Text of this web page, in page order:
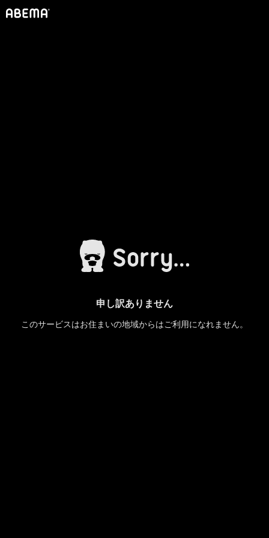
申し訳ありません
このサービスはお住まいの地域からはご利用になれません。